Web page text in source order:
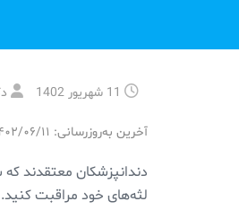
11 شهریور 1402
آخرین به‌روزرسانی: ۱۴۰۲/۰۶/۱۱ ساعت ۱۴:۵۵
دندانپزشکان معتقدند
لثه‌های خود مراقبت